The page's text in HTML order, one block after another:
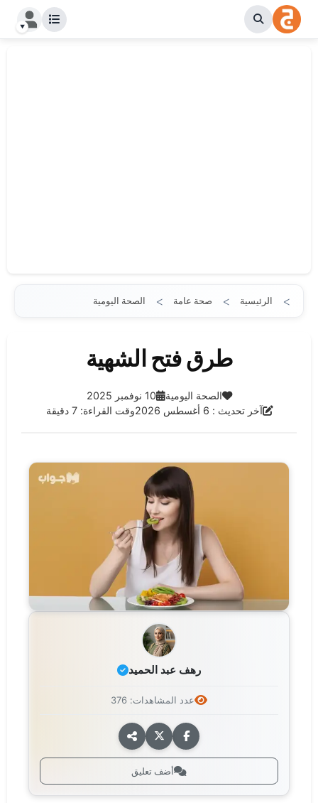
الصحة اليومية صحة عامة الرئيسية
طرق فتح الشهية
الفئة:الصحة اليوميةتاريخ النشر:
10 نوفمبر 2025
آخر تحديث:
آخر تحديث : 6 أغسطس 2026 وقت القراءة: 7 دقيقة
رهف عبد الحميد
عدد المشاهدات: 376
أضف تعليق